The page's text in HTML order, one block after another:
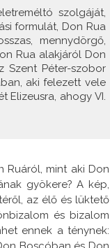
szolgáját,
formulát, Don Rua
mennydörgő,
Rua alakjáról Don
Szent Péter-szobor
aki felezett vele
Elizeusra, ahogy VI.
Ruáról, mint aki Don
gyökere? A kép,
az élő és lüktető
és bizalom
ennek a ténynek: